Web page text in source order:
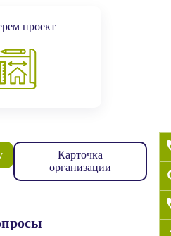
проект
Карточка
организации